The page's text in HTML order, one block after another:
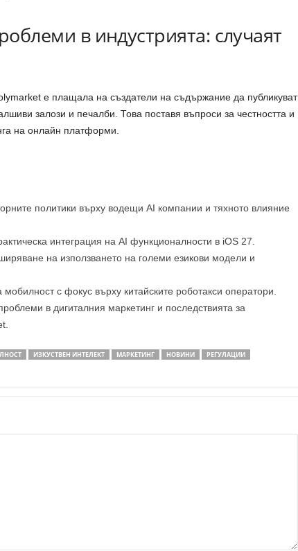
в индустрията: случаят
е плащала на създатели на съдържание да публикуват
залози и печалби. Това поставя въпроси за честността и
на онлайн платформи.
политики върху водещи AI компании и тяхното влияние
интеграция на AI функционалности в iOS 27.
на използването на големи езикови модели и
с фокус върху китайските роботакси оператори.
в дигиталния маркетинг и последствията за
ИЗКУСТВЕН ИНТЕЛЕКТ МАРКЕТИНГ НОВИНИ
РЕГУЛАЦИИ